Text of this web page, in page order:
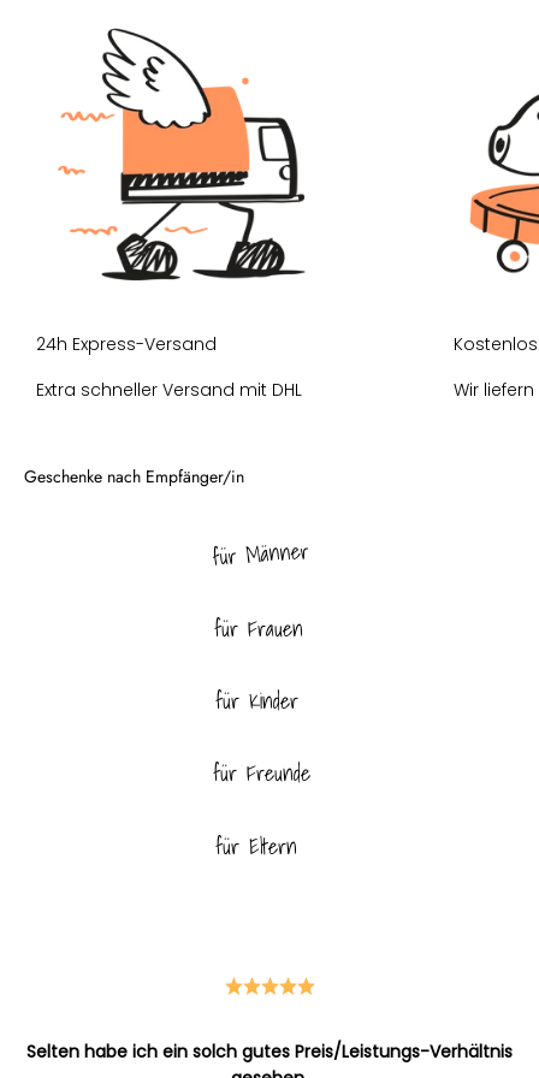
24h Express-Versand
Extra schneller Versand mit DHL
Wir
für Männer
für Frauen
für Kinder
für Freunde
für Eltern
Selten habe ich ein solch gutes Preis/Leistungs-Verhältnis